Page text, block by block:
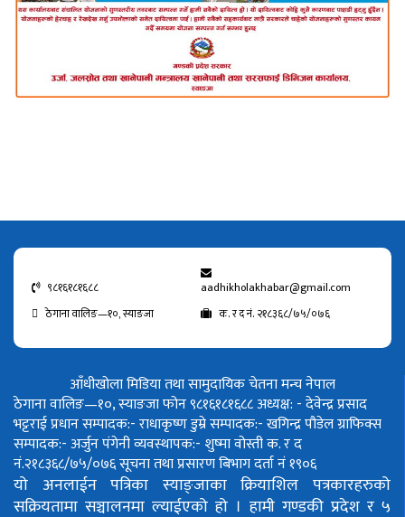
९८१६१८१६८८
aadhikholakhabar@gmail.com
ठेगाना वालिङ—१०, स्याङजा
क. र द नं. २१८३६८/७५/०७६
आँधीखोला मिडिया तथा सामुदायिक चेतना मन्च नेपाल
ठेगाना वालिङ—१०, स्याङजा फोन ९८१६१८१६८८अध्यक्ष: - देवेन्द्र प्रसाद
भट्टराईप्रधान सम्पादक:- राधाकृष्ण डुम्रेसम्पादक:- खगिन्द्र पौडेलग्राफिक्स
सम्पादक:- अर्जुन पंगेनीव्यवस्थापक:- शुष्मा वोस्तीक. र द
नं.२१८३६८/७५/०७६सूचना तथा प्रसारण बिभाग दर्ता नं १९०६
यो अनलाईन पत्रिका स्याङ्जाका क्रियाशिल पत्रकारहरुको
सक्रियतामा सञ्चालनमा ल्याईएको हो । हामी गण्डकी प्रदेश र ५